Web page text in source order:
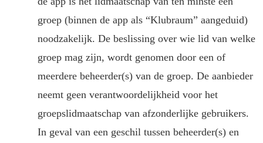
groep (binnen de app als “Klubraum” aangeduid)
noodzakelijk. De beslissing over wie lid van welke
groep mag zijn, wordt genomen door een of
meerdere beheerder(s) van de groep. De aanbieder
neemt geen verantwoordelijkheid voor het
groepslidmaatschap van afzonderlijke gebruikers.
In geval van een geschil tussen beheerder(s) en